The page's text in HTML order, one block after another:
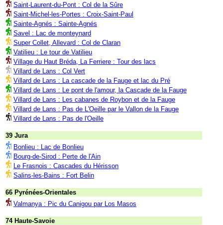
Saint-Laurent-du-Pont : Col de la Sûre
Saint-Michel-les-Portes : Croix-Saint-Paul
Sainte-Agnés : Sainte-Agnés
Savel : Lac de monteynard
Super Collet, Allevard : Col de Claran
Vatilieu : Le tour de Vatilieu
Village du Haut Bréda, La Ferriere : Tour des lacs
Villard de Lans : Col Vert
Villard de Lans : La cascade de la Fauge et lac du Pré
Villard de Lans : Le pont de l'amour, la Cascade de la Fauge
Villard de Lans : Les cabanes de Roybon et de la Fauge
Villard de Lans : Pas de L'Oeille par le Vallon de la Fauge
Villard de Lans : Pas de l'Oeille
39 Jura
Bonlieu : Lac de Bonlieu
Bourg-de-Sirod : Perte de l'Ain
Le Frasnois : Cascades du Hérisson
Salins-les-Bains : Fort Belin
66 Pyrénées-Orientales
Valmanya : Pic du Canigou par Los Masos
74 Haute-Savoie